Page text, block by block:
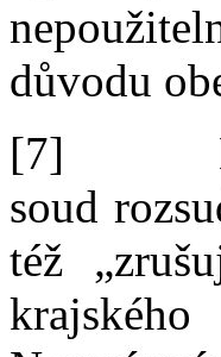
důvodu
[7]
soud
též